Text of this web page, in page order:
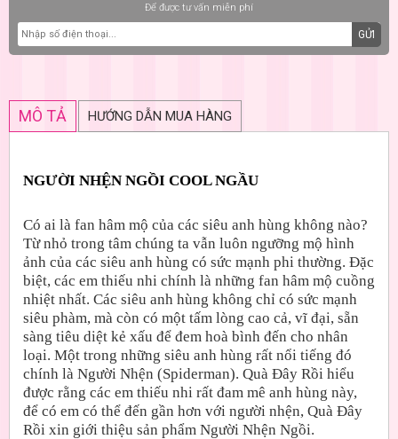
Để được tư vấn miễn phí
GỬI
MÔ TẢ HƯỚNG DẪN MUA HÀNG
NGƯỜI NHỆN NGỒI COOL NGẦU
Có ai là fan hâm mộ của các siêu anh hùng không nào?
Từ nhỏ trong tâm chúng ta vẫn luôn ngưỡng mộ hình
ảnh của các siêu anh hùng có sức mạnh phi thường. Đặc
biệt, các em thiếu nhi chính là những fan hâm mộ cuồng
nhiệt nhất. Các siêu anh hùng không chỉ có sức mạnh
siêu phàm, mà còn có một tấm lòng cao cả, vĩ đại, sẵn
sàng tiêu diệt kẻ xấu để đem hoà bình đến cho nhân
loại. Một trong những siêu anh hùng rất nổi tiếng đó
chính là Người Nhện (Spiderman). Quà Đây Rồi hiểu
được rằng các em thiếu nhi rất đam mê anh hùng này,
để có em có thể đến gần hơn với người nhện, Quà Đây
Rồi xin giới thiệu sản phẩm Người Nhện Ngồi.